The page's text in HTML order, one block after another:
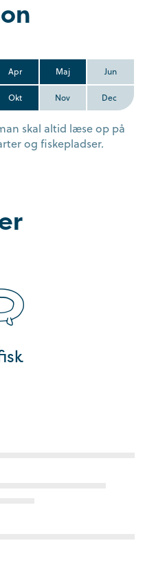
Apr Maj Jun
Okt Nov Dec
skal altid læse op på
og fiskepladser.